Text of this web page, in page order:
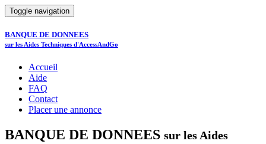
Toggle navigation
BANQUE DE DONNEES
sur les Aides Techniques d'AccessAndGo
Accueil
Aide
FAQ
Contact
Placer une annonce
BANQUE DE DONNEES sur les Aides